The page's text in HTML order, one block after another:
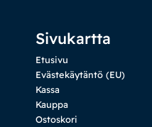
Sivukartta
Etusivu
Evästekäytäntö (EU)
Kassa
Kauppa
Ostoskori